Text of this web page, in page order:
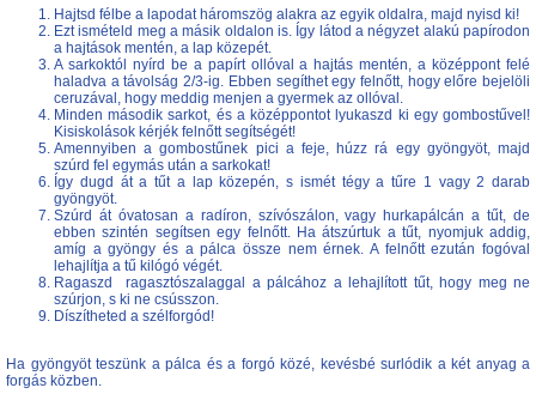
Hajtsd félbe a lapodat háromszög alakra az egyik oldalra, majd nyisd ki!
Ezt ismételd meg a másik oldalon is. Így látod a négyzet alakú papírodon
a hajtások mentén, a lap közepét.
A sarkoktól nyírd be a papírt ollóval a hajtás mentén, a középpont felé
haladva a távolság 2/3-ig. Ebben segíthet egy felnőtt, hogy előre bejelöli
ceruzával, hogy meddig menjen a gyermek az ollóval.
Minden második sarkot, és a középpontot lyukaszd ki egy gombostűvel!
Kisiskolások kérjék felnőtt segítségét!
Amennyiben a gombostűnek pici a feje, húzz rá egy gyöngyöt, majd
szúrd fel egymás után a sarkokat!
Így dugd át a tűt a lap közepén, s ismét tégy a tűre 1 vagy 2 darab
gyöngyöt.
Szúrd át óvatosan a radíron, szívószálon, vagy hurkapálcán a tűt, de
ebben szintén segítsen egy felnőtt. Ha átszúrtuk a tűt, nyomjuk addig,
amíg a gyöngy és a pálca össze nem érnek. A felnőtt ezután fogóval
lehajlítja a tű kilógó végét.
Ragaszd ragasztószalaggal a pálcához a lehajlított tűt, hogy meg ne
szúrjon, s ki ne csússzon.
Díszítheted a szélforgód!
Ha gyöngyöt teszünk a pálca és a forgó közé, kevésbé surlódik a két anyag a
forgás közben.